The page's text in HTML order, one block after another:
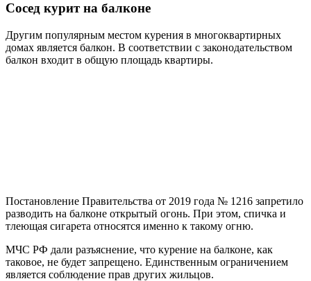
Сосед курит на балконе
Другим популярным местом курения в многоквартирных
домах является балкон. В соответствии с законодательством
балкон входит в общую площадь квартиры.
Постановление Правительства от 2019 года № 1216 запретило
разводить на балконе открытый огонь. При этом, спичка и
тлеющая сигарета относятся именно к такому огню.
МЧС РФ дали разъяснение, что курение на балконе, как
таковое, не будет запрещено. Единственным ограничением
является соблюдение прав других жильцов.